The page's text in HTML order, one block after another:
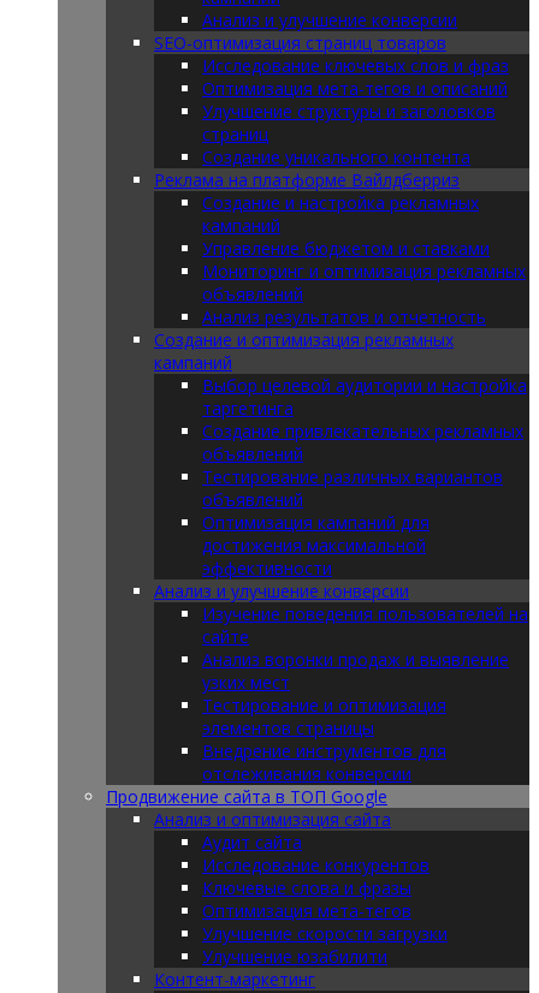
Анализ и улучшение конверсии
SEO-оптимизация страниц товаров
Исследование ключевых слов и фраз
Оптимизация мета-тегов и описаний
Улучшение структуры и заголовков
страниц
Создание уникального контента
Реклама на платформе Вайлдберриз
Создание и настройка рекламных
кампаний
Управление бюджетом и ставками
Мониторинг и оптимизация рекламных
объявлений
Анализ результатов и отчетность
Создание и оптимизация рекламных
кампаний
Выбор целевой аудитории и настройка
таргетинга
Создание привлекательных рекламных
объявлений
Тестирование различных вариантов
объявлений
Оптимизация кампаний для
достижения максимальной
эффективности
Анализ и улучшение конверсии
Изучение поведения пользователей на
сайте
Анализ воронки продаж и выявление
узких мест
Тестирование и оптимизация
элементов страницы
Внедрение инструментов для
отслеживания конверсии
Продвижение сайта в ТОП Google
Анализ и оптимизация сайта
Аудит сайта
Исследование конкурентов
Ключевые слова и фразы
Оптимизация мета-тегов
Улучшение скорости загрузки
Улучшение юзабилити
Контент-маркетинг